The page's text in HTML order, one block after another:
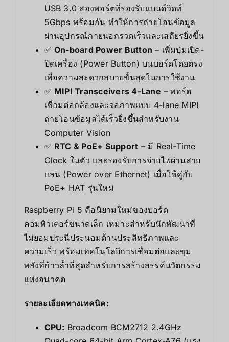
USB 3.0 สองพอร์ตที่รองรับแบนด์วิดท์
5Gbps พร้อมกัน ทำให้การถ่ายโอนข้อมูล
ผ่านอุปกรณ์ภายนอกรวดเร็วและเสถียรยิ่งขึ้น
✅ On-board Power Button – เพิ่มปุ่มเปิด-
ปิดเครื่อง (Power Button) บนบอร์ดโดยตรง
เพื่อความสะดวกสบายขั้นสุดในการใช้งาน
✅ MIPI Transceivers 4-Lane – พอร์ต
เชื่อมต่อกล้องและจอภาพแบบ 4-lane MIPI
ถ่ายโอนข้อมูลได้เร็วยิ่งขึ้นสำหรับงาน
Computer Vision
✅ RTC & PoE+ Support – มี Real-Time
Clock ในตัว และรองรับการจ่ายไฟผ่านสาย
แลน (Power over Ethernet) เมื่อใช้คู่กับ
PoE+ HAT รุ่นใหม่
Raspberry Pi 5 คือนิยามใหม่ของบอร์ด
คอมพิวเตอร์ขนาดเล็ก เหมาะสำหรับนักพัฒนาที่
ไม่ยอมประนีประนอมด้านประสิทธิภาพและ
ความเร็ว พร้อมเทคโนโลยีการเชื่อมต่อและขุม
พลังที่ก้าวล้ำที่สุดสำหรับการสร้างสรรค์นวัตกรรม
แห่งอนาคต
รายละเอียดทางเทคนิค:
CPU: Broadcom BCM2712 2.4GHz